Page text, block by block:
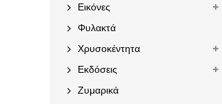
Εικόνες
Φυλακτά
Χρυσοκέντητα
Εκδόσεις
Ζυμαρικά